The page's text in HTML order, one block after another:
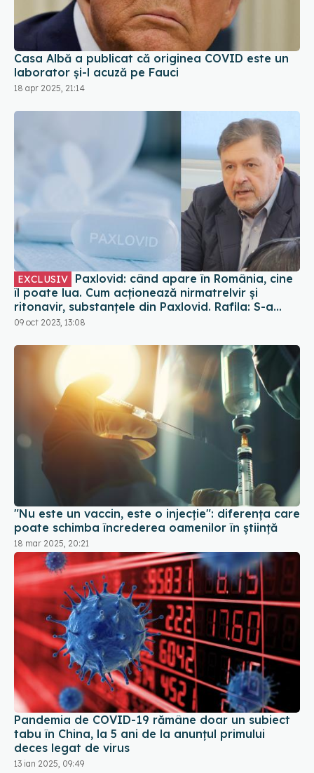
Casa Albă a publicat că originea COVID este un
laborator și-l acuză pe Fauci
18 apr 2025, 21:14
EXCLUSIV
îl poate lua. Cum acționează nirmatrelvir și
ritonavir, substanțele din Paxlovid. Rafila: S-a
semnat contractul. Va fi disponibil la
09 oct 2023, 13:08
"Nu este un vaccin, este o injecție": diferența care
poate schimba încrederea oamenilor în știință
18 mar 2025, 20:21
Pandemia de COVID-19 rămâne doar un subiect
tabu în China, la 5 ani de la anunțul primului
deces legat de virus
13 ian 2025, 09:49